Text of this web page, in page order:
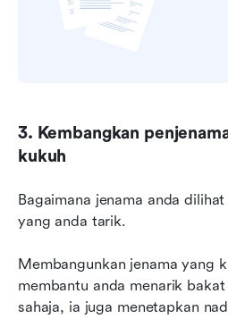
3. Kembangkan
kukuh
Bagaimana jenama anda
yang anda tarik.
Membangunkan jenama yang
membantu anda menarik
sahaja, ia juga menetapkan